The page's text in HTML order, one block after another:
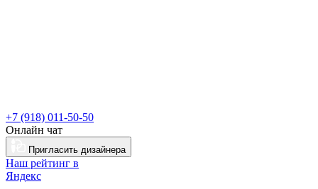
+7 (918) 011-50-50
Онлайн чат
Пригласить дизайнера
Наш рейтинг в
Яндекс